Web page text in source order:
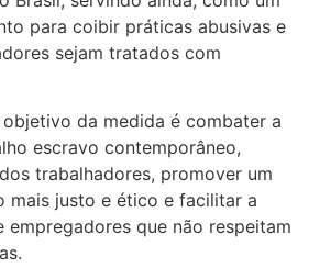
para coibir práticas abusivas e
sejam tratados com
da medida é combater a
escravo contemporâneo,
trabalhadores, promover um
mais justo e ético e facilitar a
empregadores que não respeitam